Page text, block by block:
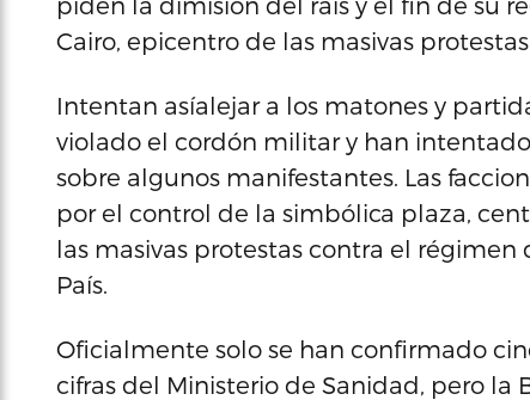
Cairo, epicentro de las masivas
Intentan asíalejar a los matones y
violado el cordón militar y han
sobre algunos manifestantes. Las
por el control de la simbólica plaza,
las masivas protestas contra el
País.
Oficialmente solo se han confirmado
cifras del Ministerio de Sanidad, pero la